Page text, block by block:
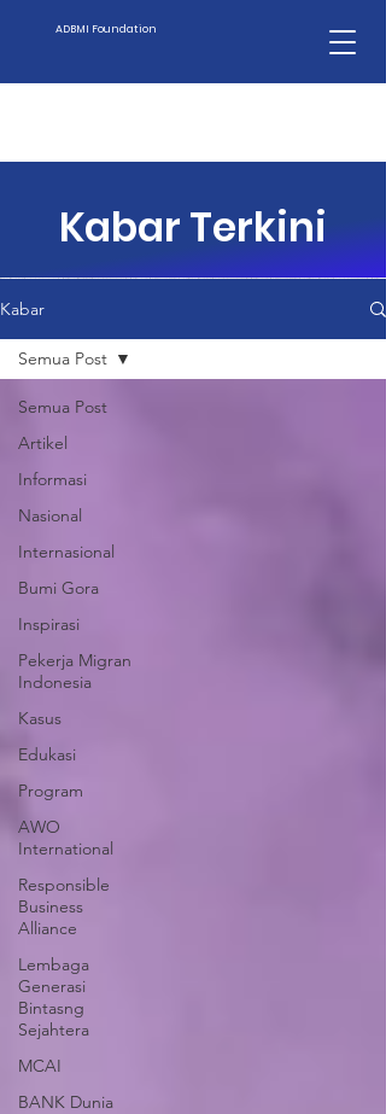
ADBMI Foundation
Kabar Terkini
Kabar
Semua Post
Artikel
Informasi
Nasional
Internasional
Bumi Gora
Inspirasi
Pekerja Migran
Indonesia
Kasus
Edukasi
Program
AWO
International
Responsible
Business
Alliance
Lembaga
Generasi
Bintasng
Sejahtera
MCAI
BANK Dunia
Semua Post